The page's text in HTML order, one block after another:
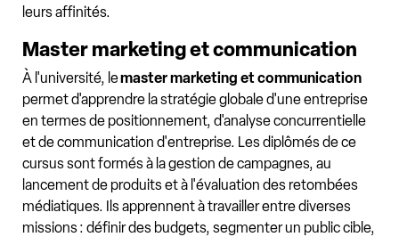
leurs affinités.
Master marketing et communication
À l'université, lemaster marketing et communication
permet d'apprendre la stratégie globale d'une entreprise
en termes de positionnement, d'analyse concurrentielle
et de communication d'entreprise. Les diplômés de ce
cursus sont formés à la gestion de campagnes, au
lancement de produits et à l'évaluation des retombées
médiatiques. Ils apprennent à travailler entre diverses
missions : définir des budgets, segmenter un public cible,